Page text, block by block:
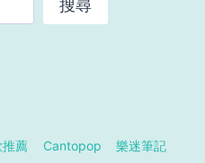
搜尋
推薦 Cantopop 樂迷筆記